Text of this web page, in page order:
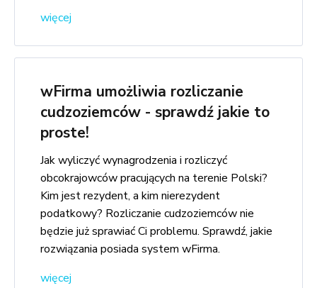
więcej
wFirma umożliwia rozliczanie
cudzoziemców - sprawdź jakie to
proste!
Jak wyliczyć wynagrodzenia i rozliczyć
obcokrajowców pracujących na terenie Polski?
Kim jest rezydent, a kim nierezydent
podatkowy? Rozliczanie cudzoziemców nie
będzie już sprawiać Ci problemu. Sprawdź, jakie
rozwiązania posiada system wFirma.
więcej